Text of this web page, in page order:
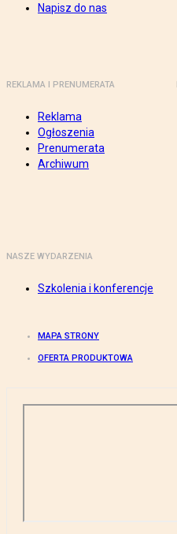
Napisz do nas
REKLAMA I PRENUMERATA
Reklama
Ogłoszenia
Prenumerata
Archiwum
NASZE WYDARZENIA
Szkolenia i konferencje
MAPA STRONY
OFERTA PRODUKTOWA